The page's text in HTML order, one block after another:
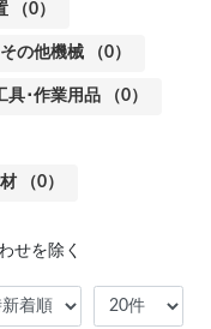
（0）
その他機械 （0）
具･作業用品 （0）
（0）
せを除く